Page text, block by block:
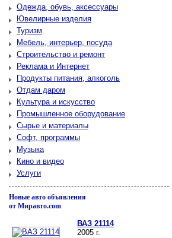
Одежда, обувь, аксессуары
Ювелирные изделия
Туризм
Мебель, интерьер, посуда
Строительство и ремонт
Реклама и Интернет
Продукты питания, алкоголь
Отдам даром
Культура и искусство
Промышленное оборудование
Сырье и материалы
Софт, программы
Музыка
Кино и видео
Услуги
Новые авто объявления
от Миравто.com
ВАЗ 21114
2005 г.